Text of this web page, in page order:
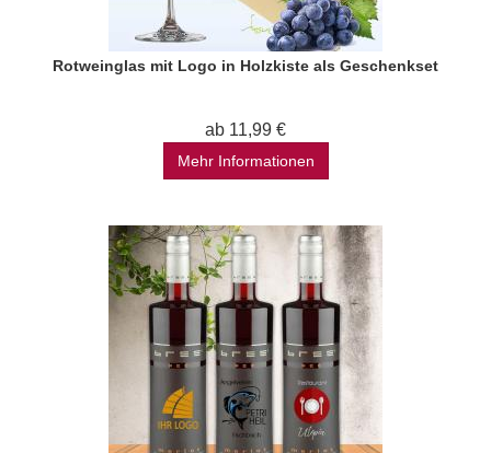
Rotweinglas mit Logo in Holzkiste als Geschenkset
ab 11,99 €
Mehr Informationen